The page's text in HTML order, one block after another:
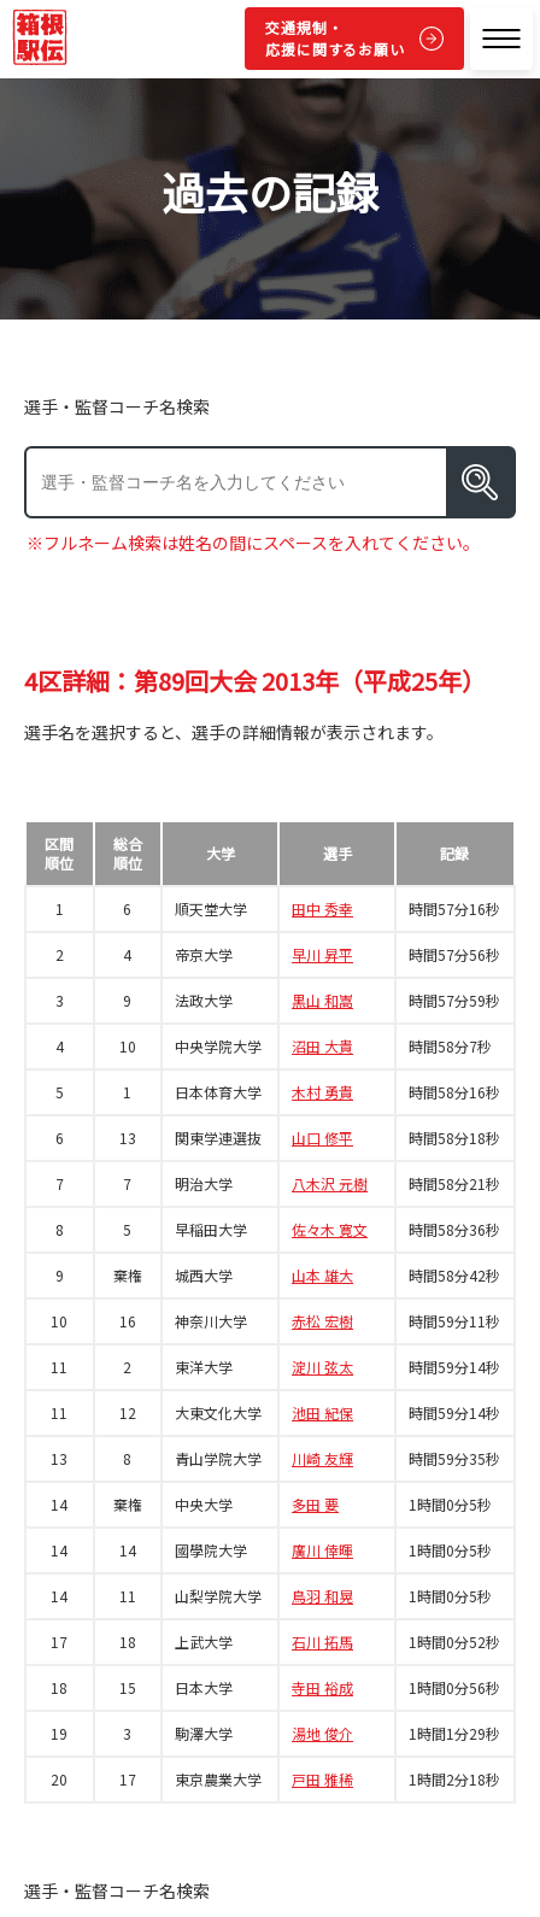
交通規制・
応援に関するお願い
過去の記録
選手・監督コーチ名検索
※フルネーム検索は姓名の間にスペースを入れてください。
4区詳細：第89回大会 2013年（平成25年）
選手名を選択すると、選手の詳細情報が表示されます。
区間
順位
総合
順位
大学 選手 記録
1 6 順天堂大学 田中 秀幸 時間57分16秒
2 4 帝京大学 早川 昇平 時間57分56秒
3 9 法政大学 黒山 和嵩 時間57分59秒
4 10 中央学院大学 沼田 大貴 時間58分7秒
5 1 日本体育大学 木村 勇貴 時間58分16秒
6 13 関東学連選抜 山口 修平 時間58分18秒
7 7 明治大学 八木沢 元樹 時間58分21秒
8 5 早稲田大学 佐々木 寛文 時間58分36秒
9 棄権 城西大学 山本 雄大 時間58分42秒
10 16 神奈川大学 赤松 宏樹 時間59分11秒
11 2 東洋大学 淀川 弦太 時間59分14秒
11 12 大東文化大学 池田 紀保 時間59分14秒
13 8 青山学院大学 川崎 友輝 時間59分35秒
14 棄権 中央大学 多田 要 1時間0分5秒
14 14 國學院大学 廣川 倖暉 1時間0分5秒
14 11 山梨学院大学 鳥羽 和晃 1時間0分5秒
17 18 上武大学 石川 拓馬 1時間0分52秒
18 15 日本大学 寺田 裕成 1時間0分56秒
19 3 駒澤大学 湯地 俊介 1時間1分29秒
20 17 東京農業大学 戸田 雅稀 1時間2分18秒
選手・監督コーチ名検索